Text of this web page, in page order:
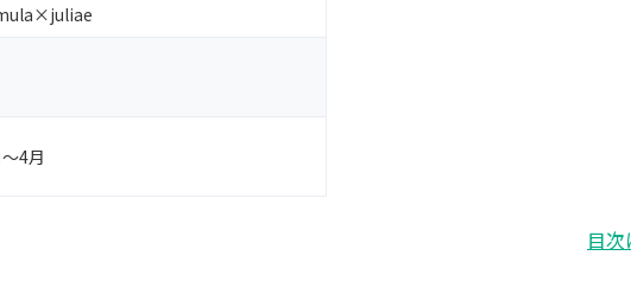
×juliae
4月
目